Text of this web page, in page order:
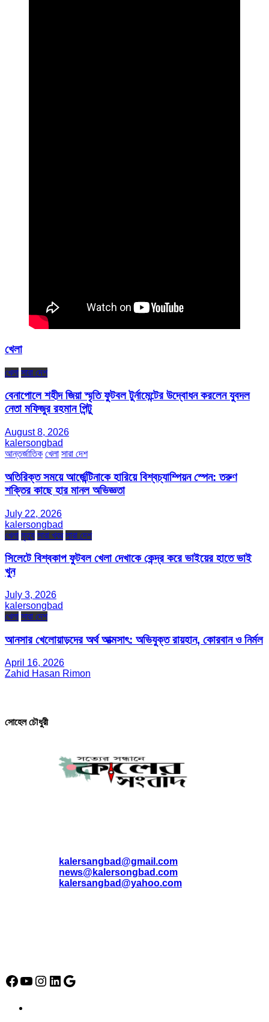
খেলা
খেলা সারা দেশ
বেনাপোলে শহীদ জিয়া স্মৃতি ফুটবল টুর্নামেন্টের উদ্বোধন করলেন যুবদল
নেতা মফিজুর রহমান পিন্টু
August 8, 2026
kalersongbad
আন্তর্জাতিক খেলা সারা দেশ
অতিরিক্ত সময়ে আর্জেন্টিনাকে হারিয়ে বিশ্বচ্যাম্পিয়ন স্পেন: তরুণ
শক্তির কাছে হার মানল অভিজ্ঞতা
July 22, 2026
kalersongbad
খেলা মৃত্যু সারা খবর সারা দেশ
সিলেটে বিশ্বকাপ ফুটবল খেলা দেখাকে কেন্দ্র করে ভাইয়ের হাতে ভাই
খুন
July 3, 2026
kalersongbad
খেলা সারা দেশ
আনসার খেলোয়াড়দের অর্থ আত্মসাৎ: অভিযুক্ত রায়হান, কোরবান ও নির্মল
April 16, 2026
Zahid Hasan Rimon
সোহেল চৌধুরী
kalersangbad@gmail.com
news@kalersongbad.com
kalersangbad@yahoo.com
Facebook
YouTube
Instagram
LinkedIn
Google